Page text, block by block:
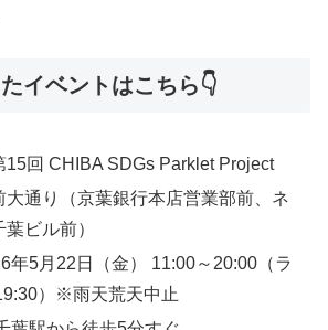
イベントはこちら👇
15回 CHIBA SDGs Parklet Project
大通り（京葉銀行本店営業部前、ネ
ビル前）
年5月22日（金） 11:00～20:00（ラ
）※雨天荒天中止